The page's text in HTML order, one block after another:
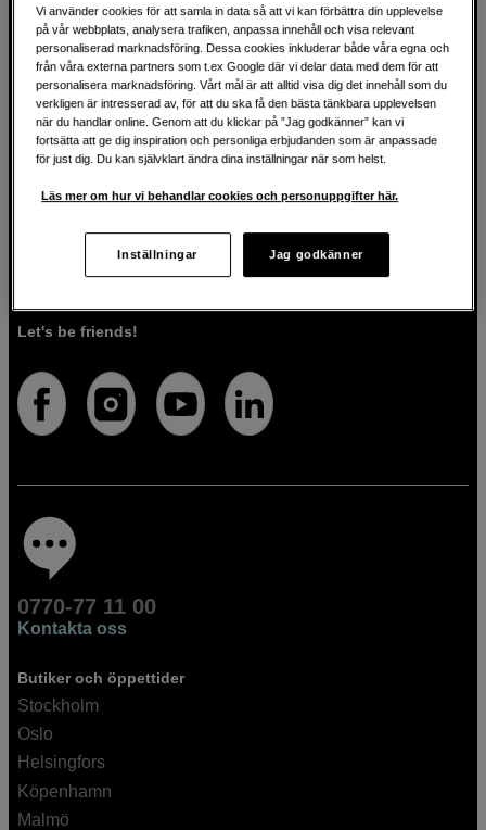
För kreatören sedan 1982
På Scandinavian Photo har vi i över 40 år hjälpt kreativa
människor att förverkliga sina visioner inom fotografi, ljud,
video, film, musik, konst och teknologi. Vi brinner för både
tekniken och människorna som använder den. Vi vet att
för att guida dig så att du väljer rätt produkter för det du vill
säkerställer vi att du får den utrustning som passar dig
Let's be friends!
0770-77 11 00
Kontakta oss
Butiker och öppettider
Stockholm
Oslo
Helsingfors
Köpenhamn
Malmö
Vi använder cookies för att samla in data så att vi kan förbättra din upplevelse
på vår webbplats, analysera trafiken, anpassa innehåll och visa relevant
personaliserad marknadsföring. Dessa cookies inkluderar både våra egna och
från våra externa partners som t.ex Google där vi delar data med dem för att
personalisera marknadsföring. Vårt mål är att alltid visa dig det innehåll som du
verkligen är intresserad av, för att du ska få den bästa tänkbara upplevelsen
när du handlar online. Genom att du klickar på ”Jag godkänner” kan vi
fortsätta att ge dig inspiration och personliga erbjudanden som är anpassade
för just dig. Du kan självklart ändra dina inställningar när som helst.
Läs mer om hur vi behandlar cookies och personuppgifter här.
Inställningar Jag godkänner